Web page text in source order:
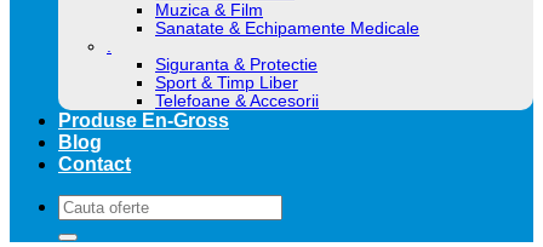
Muzica & Film
Sanatate & Echipamente Medicale
.
Siguranta & Protectie
Sport & Timp Liber
Telefoane & Accesorii
Produse En-Gross
Blog
Contact
Caută
după: